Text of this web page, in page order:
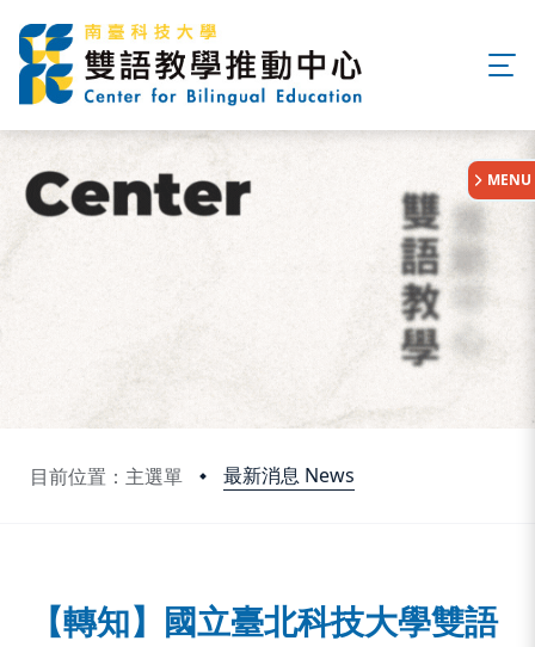
目前位置：主選單 最新消息 News
:::
MENU
【轉知】國立臺北科技大學雙語